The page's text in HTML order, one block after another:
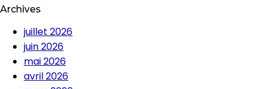
Archives
juillet 2026
juin 2026
mai 2026
avril 2026